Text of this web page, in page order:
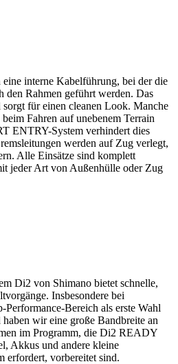
interne Kabelführung, bei der die
den Rahmen geführt werden. Das
für einen cleanen Look. Manche
Fahren auf unebenem Terrain
ENTRY-System verhindert dies
werden auf Zug verlegt,
Alle Einsätze sind komplett
jeder Art von Außenhülle oder Zug
Di2 von Shimano bietet schnelle,
Insbesondere bei
Performance-Bereich als erste Wahl
wir eine große Bandbreite an
im Programm, die Di2 READY
Akkus und andere kleine
erfordert, vorbereitet sind.